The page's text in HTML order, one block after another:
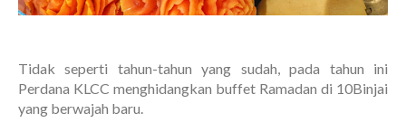
Tidak seperti tahun-tahun yang sudah, pada tahun ini
Perdana KLCC menghidangkan buffet Ramadan di 10Binjai
yang berwajah baru.